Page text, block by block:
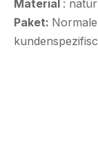
Material :
Paket: